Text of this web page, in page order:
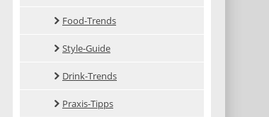
Food-Trends
Style-Guide
Drink-Trends
Praxis-Tipps